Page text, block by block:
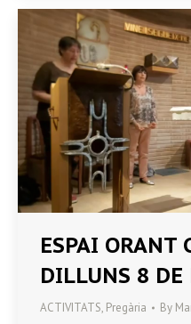
ESPAI ORANT
DILLUNS 8
ACTIVITATS, Pregària By